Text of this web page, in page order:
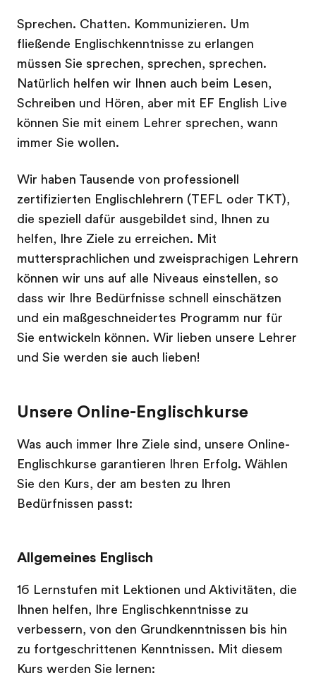
Sprechen. Chatten. Kommunizieren. Um
fließende Englischkenntnisse zu erlangen
müssen Sie sprechen, sprechen, sprechen.
Natürlich helfen wir Ihnen auch beim Lesen,
Schreiben und Hören, aber mit EF English Live
können Sie mit einem Lehrer sprechen, wann
immer Sie wollen.
Wir haben Tausende von professionell
zertifizierten Englischlehrern (TEFL oder TKT),
die speziell dafür ausgebildet sind, Ihnen zu
helfen, Ihre Ziele zu erreichen. Mit
muttersprachlichen und zweisprachigen Lehrern
können wir uns auf alle Niveaus einstellen, so
dass wir Ihre Bedürfnisse schnell einschätzen
und ein maßgeschneidertes Programm nur für
Sie entwickeln können. Wir lieben unsere Lehrer
und Sie werden sie auch lieben!
Unsere Online-Englischkurse
Was auch immer Ihre Ziele sind, unsere Online-
Englischkurse garantieren Ihren Erfolg. Wählen
Sie den Kurs, der am besten zu Ihren
Bedürfnissen passt:
Allgemeines Englisch
16 Lernstufen mit Lektionen und Aktivitäten, die
Ihnen helfen, Ihre Englischkenntnisse zu
verbessern, von den Grundkenntnissen bis hin
zu fortgeschrittenen Kenntnissen. Mit diesem
Kurs werden Sie lernen: